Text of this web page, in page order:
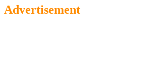
Advertisement